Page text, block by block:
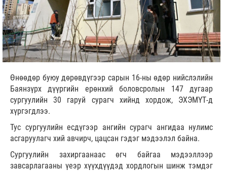
Өнөөдөр буюу дөрөвдүгээр сарын 16-ны өдөр нийслэлийн
Баянзүрх дүүргийн ерөнхий боловсролын 147 дугаар
сургуулийн 30 гаруй сурагч хийнд хордож, ЭХЭМҮТ-д
хүргэгдлээ.
Тус сургуулийн есдүгээр ангийн сурагч ангидаа нулимс
асгаруулагч хий авчирч, цацсан гэдэг мэдээлэл байна.
Сургуулийн захиргаанаас өгч байгаа мэдээллээр
завсарлагааны үеэр хүүхдүүдэд хордлогын шинж тэмдэг